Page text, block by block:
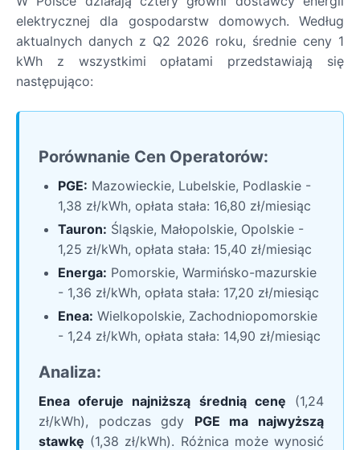
elektrycznej dla gospodarstw domowych. Według
aktualnych danych z Q2 2026 roku, średnie ceny 1
kWh z wszystkimi opłatami przedstawiają się
następująco:
Porównanie Cen Operatorów:
PGE: Mazowieckie, Lubelskie, Podlaskie -
1,38 zł/kWh, opłata stała: 16,80 zł/miesiąc
Tauron: Śląskie, Małopolskie, Opolskie -
1,25 zł/kWh, opłata stała: 15,40 zł/miesiąc
Energa: Pomorskie, Warmińsko-mazurskie
- 1,36 zł/kWh, opłata stała: 17,20 zł/miesiąc
Enea: Wielkopolskie, Zachodniopomorskie
- 1,24 zł/kWh, opłata stała: 14,90 zł/miesiąc
Analiza:
Enea oferuje najniższą średnią cenę (1,24
zł/kWh), podczas gdy PGE ma najwyższą
stawkę (1,38 zł/kWh). Różnica może wynosić